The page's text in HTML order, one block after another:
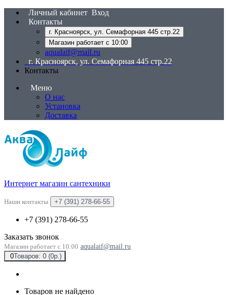
Личный кабинет Вход
Контакты
г. Красноярск, ул. Семафорная 445 стр.22
Магазин работает с 10:00
aqualaif@mail.ru
г. Красноярск, ул. Семафорная 445 стр.22
Контакты
Меню
О нас
Установка
Доставка
Интернет магазин сантехники
Наши контакты +7 (391) 278-66-55
+7 (391) 278-66-55
Заказать звонок
Магазин работает с 10:00 aqualaif@mail.ru
0Товаров: 0 (0р.)
Товаров не найдено